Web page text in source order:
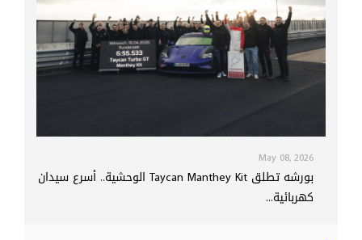
May 08, 2026
بورشه تطلق Taycan Manthey Kit الوحشية.. أسرع سيدان
كهربائية...